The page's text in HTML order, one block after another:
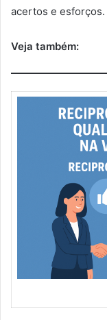
acertos e esforços.
Veja também: